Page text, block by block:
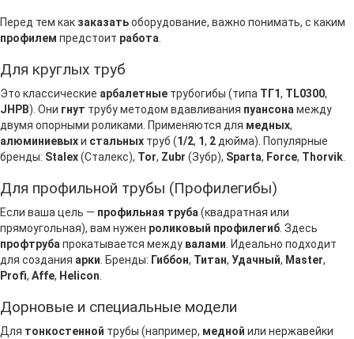
Перед тем как заказатьоборудование, важно понимать, с каким
профилем предстоит работа
Для круглых труб
Это классические арбалетные трубогибы (типа ТГ1, TL0300,
JHPB). Они гнут трубу методом вдавливания пуансона между
двумя опорными роликами. Применяются для медных,
алюминиевыхи стальных труб (1/2, 1, 2 дюйма). Популярные
бренды: Stalex(Сталекс), Tor, Zubr (Зубр), Sparta, Force, Thorvik
Для профильной трубы (Профилегибы)
Если ваша цель — профильная труба (квадратная или
прямоугольная), вам нужен роликовый профилегиб . Здесь
профтруба прокатывается между валами . Идеально подходит
для создания арки . Бренды: Гиббон, Титан, Удачный, Master,
Profi, Affe, Helicon
Дорновые и специальные модели
Для тонкостенной трубы (например, медной или нержавейки